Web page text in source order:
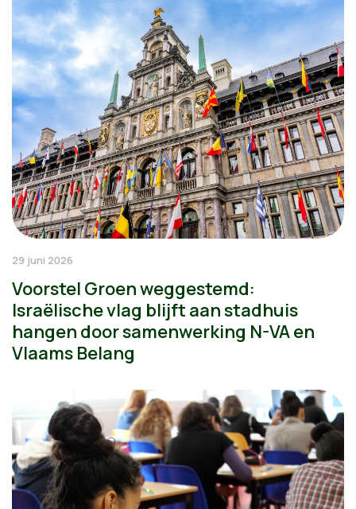
29 juni 2026
Voorstel Groen weggestemd:
Israëlische vlag blijft aan stadhuis
hangen door samenwerking N-VA en
Vlaams Belang